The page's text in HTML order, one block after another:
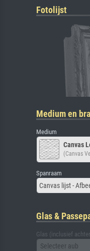
Fotolijst
Medium en
Medium
Canvas
(Canvas
Spanraam
Glas &
Glas (inclusief
Selecteer aub